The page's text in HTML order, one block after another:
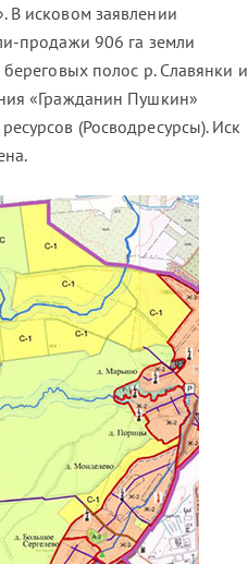
В исковом заявлении
продажи 906 га земли
полос р. Славянки и
«Гражданин Пушкин»
(Росводресурсы). Иск